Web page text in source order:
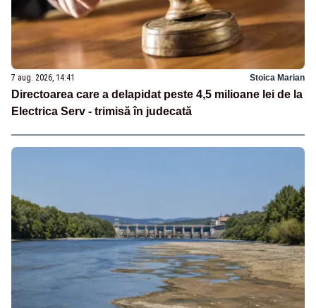
7 aug. 2026, 14:41 Stoica Marian
Directoarea care a delapidat peste 4,5 milioane lei de la
Electrica Serv - trimisă în judecată